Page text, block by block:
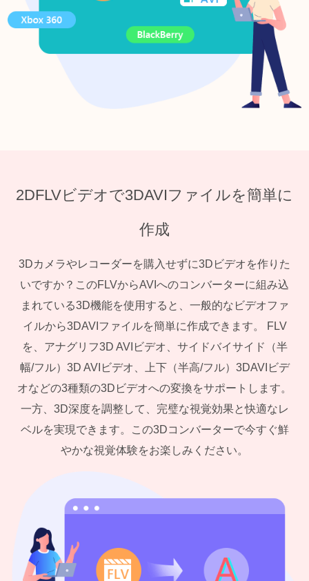
2DFLVビデオで3DAVIファイルを簡単に
作成
3Dカメラやレコーダーを購入せずに3Dビデオを作りた
いですか？このFLVからAVIへのコンバーターに組み込
まれている3D機能を使用すると、一般的なビデオファ
イルから3DAVIファイルを簡単に作成できます。 FLV
を、アナグリフ3D AVIビデオ、サイドバイサイド（半
幅/フル）3D AVIビデオ、上下（半高/フル）3DAVIビデ
オなどの3種類の3Dビデオへの変換をサポートします。
一方、3D深度を調整して、完璧な視覚効果と快適なレ
ベルを実現できます。この3Dコンバーターで今すぐ鮮
やかな視覚体験をお楽しみください。